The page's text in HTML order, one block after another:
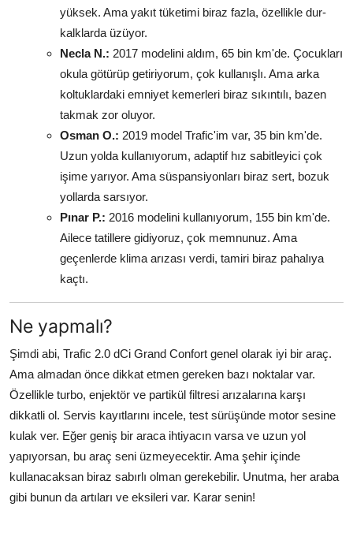
yüksek. Ama yakıt tüketimi biraz fazla, özellikle dur-
kalklarda üzüyor.
Necla N.: 2017 modelini aldım, 65 bin km'de. Çocukları
okula götürüp getiriyorum, çok kullanışlı. Ama arka
koltuklardaki emniyet kemerleri biraz sıkıntılı, bazen
takmak zor oluyor.
Osman O.: 2019 model Trafic'im var, 35 bin km'de.
Uzun yolda kullanıyorum, adaptif hız sabitleyici çok
işime yarıyor. Ama süspansiyonları biraz sert, bozuk
yollarda sarsıyor.
Pınar P.: 2016 modelini kullanıyorum, 155 bin km'de.
Ailece tatillere gidiyoruz, çok memnunuz. Ama
geçenlerde klima arızası verdi, tamiri biraz pahalıya
kaçtı.
Ne yapmalı?
Şimdi abi, Trafic 2.0 dCi Grand Confort genel olarak iyi bir araç.
Ama almadan önce dikkat etmen gereken bazı noktalar var.
Özellikle turbo, enjektör ve partikül filtresi arızalarına karşı
dikkatli ol. Servis kayıtlarını incele, test sürüşünde motor sesine
kulak ver. Eğer geniş bir araca ihtiyacın varsa ve uzun yol
yapıyorsan, bu araç seni üzmeyecektir. Ama şehir içinde
kullanacaksan biraz sabırlı olman gerekebilir. Unutma, her araba
gibi bunun da artıları ve eksileri var. Karar senin!